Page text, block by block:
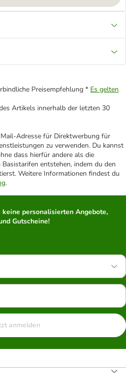
Preisempfehlung * Es gelten
Artikels innerhalb der letzten 30
Adresse für Direktwerbung für
zu verwenden. Du kannst
dass hierfür andere als die
entstehen, indem du den
Weitere Informationen findest du
.
keine personalisierten Angebote,
Gutscheine!
anmelden